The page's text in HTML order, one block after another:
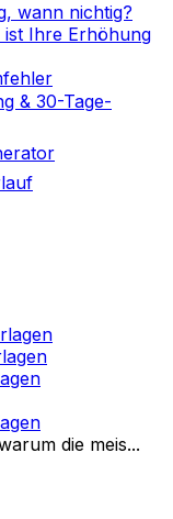
wann nichtig?
ist Ihre Erhöhung
& 30-Tage-
die meis...